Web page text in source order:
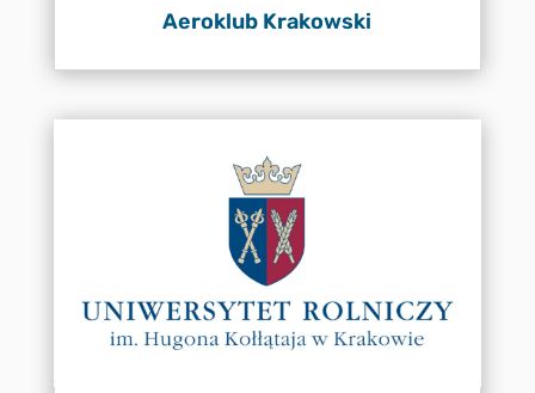
Aeroklub Krakowski